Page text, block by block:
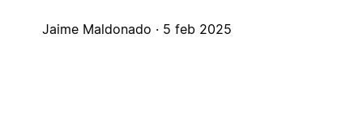
Jaime Maldonado · 5 feb 2025